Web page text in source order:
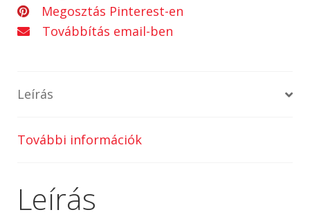
Megosztás Pinterest-en
Továbbítás email-ben
Leírás
További információk
Leírás